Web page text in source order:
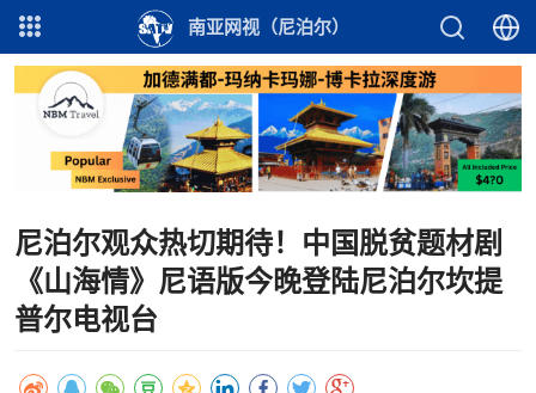
南亚网视（尼泊尔）
尼泊尔观众热切期待！中国脱贫题材剧
《山海情》尼语版今晚登陆尼泊尔坎提
普尔电视台